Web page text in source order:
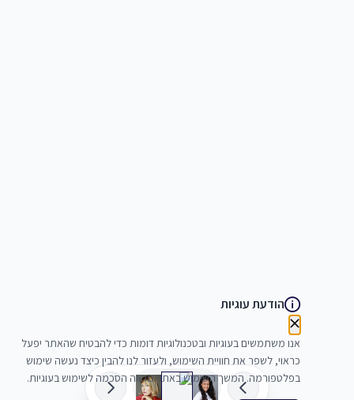
הודעת עוגיות
אנו משתמשים בעוגיות ובטכנולוגיות דומות כדי להבטיח שהאתר יפעל
כראוי, לשפר את חוויית השימוש, ולעזור לנו להבין כיצד נעשה שימוש
בפלטפורמה. המשך השימוש באתר מהווה הסכמה לשימוש בעוגיות.